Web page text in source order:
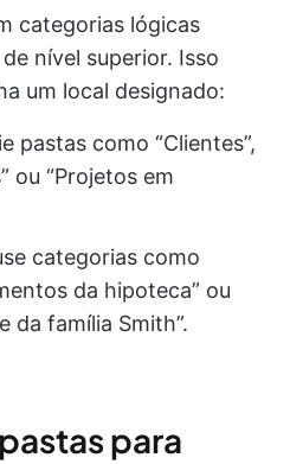
categorias lógicas
nível superior. Isso
um local designado:
pastas como “Clientes”,
ou “Projetos em
categorias como
da hipoteca” ou
da família Smith”.
para